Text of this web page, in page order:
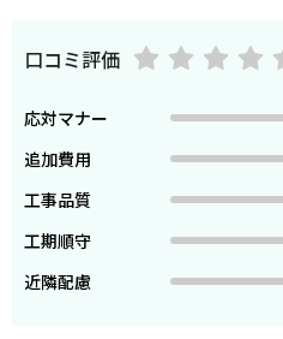
口コミ評価
応対マナー
追加費用
工事品質
工期順守
近隣配慮